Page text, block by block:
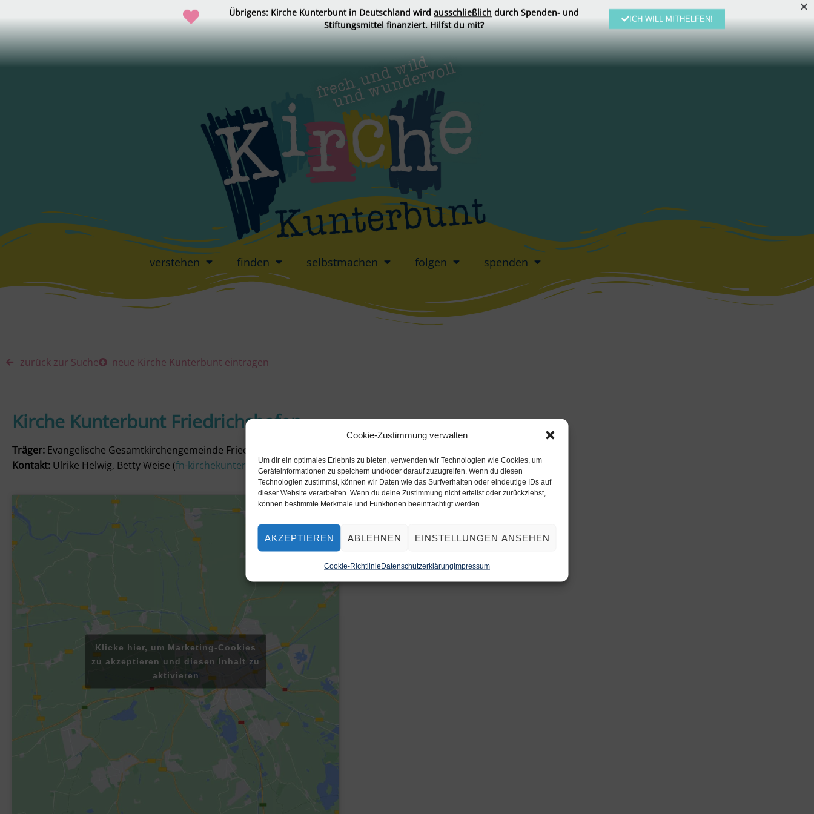
Cookie-Zustimmung verwalten
Um dir ein optimales Erlebnis zu bieten, verwenden wir Technologien wie Cookies, um
Geräteinformationen zu speichern und/oder darauf zuzugreifen. Wenn du diesen
Technologien zustimmst, können wir Daten wie das Surfverhalten oder eindeutige IDs auf
dieser Website verarbeiten. Wenn du deine Zustimmung nicht erteilst oder zurückziehst,
können bestimmte Merkmale und Funktionen beeinträchtigt werden.
AKZEPTIEREN ABLEHNEN EINSTELLUNGEN ANSEHEN
Cookie-RichtlinieDatenschutzerklärungImpressum
verstehen finden selbstmachen folgen spenden
zurück zur Suche neue Kirche Kunterbunt eintragen
Kirche Kunterbunt Friedrichshafen
Träger: Evangelische Gesamtkirchengemeinde Friedrichshafen
Kontakt: Ulrike Helwig, Betty Weise (fn-kirchekunterbunt@gmx.de)
Klicke hier, um Marketing-Cookies
zu akzeptieren und diesen Inhalt zu
aktivieren
Übrigens: Kirche Kunterbunt in Deutschland wird ausschließlich durch Spenden- und
Stiftungsmittel finanziert. Hilfst du mit?
ICH WILL MITHELFEN!